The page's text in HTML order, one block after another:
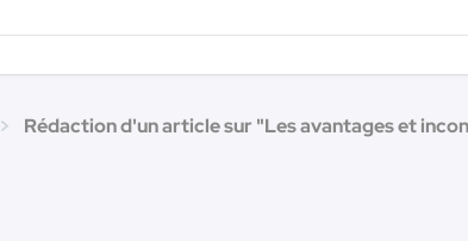
Rédaction d'un article sur "Les avantages et